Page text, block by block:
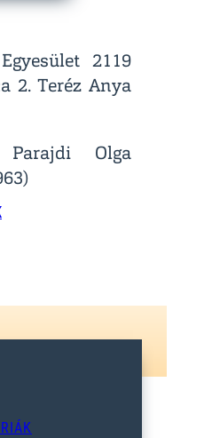
2119
2. Teréz Anya
Olga